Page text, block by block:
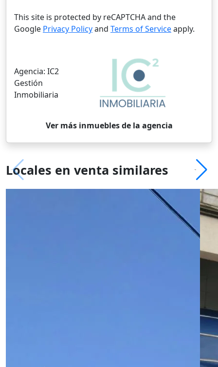
This site is protected by reCAPTCHA and the
Google Privacy Policyand Terms of Serviceapply.
Agencia: IC2
Gestión
Inmobiliaria
Ver más inmuebles de la agencia
Locales en venta similares